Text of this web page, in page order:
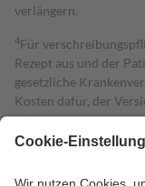
verlängern.
4Für
Rezept aus und der
gesetzliche
Kosten dafür, der
mit.
Grundsätzlich leisten
höchstens zehn Euro.